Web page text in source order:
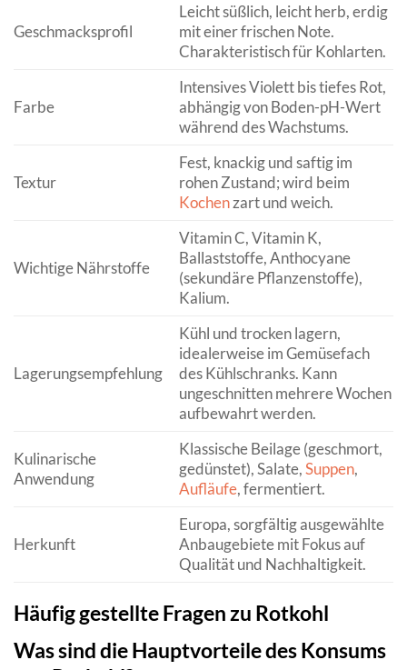
Geschmacksprofil
Leicht süßlich, leicht herb, erdig
mit einer frischen Note.
Charakteristisch für Kohlarten.
Farbe
Intensives Violett bis tiefes Rot,
abhängig von Boden-pH-Wert
während des Wachstums.
Textur
Fest, knackig und saftig im
rohen Zustand; wird beim
Kochenzart und weich.
Wichtige Nährstoffe
Vitamin C, Vitamin K,
Ballaststoffe, Anthocyane
(sekundäre Pflanzenstoffe),
Kalium.
Lagerungsempfehlung
Kühl und trocken lagern,
idealerweise im Gemüsefach
des Kühlschranks. Kann
ungeschnitten mehrere Wochen
aufbewahrt werden.
Kulinarische
Anwendung
Klassische Beilage (geschmort,
gedünstet), Salate,Suppen,
Aufläufe, fermentiert.
Herkunft
Europa, sorgfältig ausgewählte
Anbaugebiete mit Fokus auf
Qualität und Nachhaltigkeit.
Häufig gestellte Fragen zu Rotkohl
Was sind die Hauptvorteile des Konsums